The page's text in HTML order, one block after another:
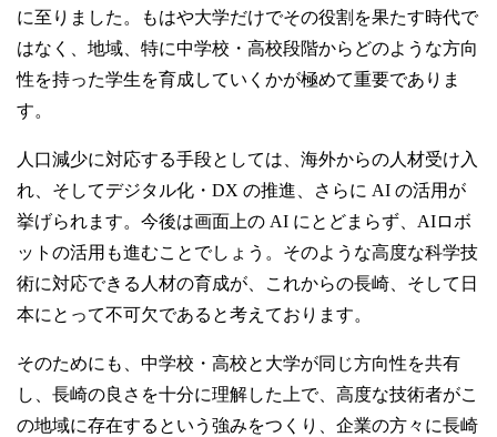
に至りました。もはや大学だけでその役割を果たす時代で
はなく、地域、特に中学校・高校段階からどのような方向
性を持った学生を育成していくかが極めて重要でありま
す。
人口減少に対応する手段としては、海外からの人材受け入
れ、そしてデジタル化・DX の推進、さらに AI の活用が
挙げられます。今後は画面上の AI にとどまらず、AIロボ
ットの活用も進むことでしょう。そのような高度な科学技
術に対応できる人材の育成が、これからの長崎、そして日
本にとって不可欠であると考えております。
そのためにも、中学校・高校と大学が同じ方向性を共有
し、長崎の良さを十分に理解した上で、高度な技術者がこ
の地域に存在するという強みをつくり、企業の方々に長崎